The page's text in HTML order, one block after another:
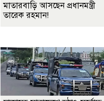
মাতারবাড়ি আসছেন প্রধানমন্ত্রী
তারেক রহমান!